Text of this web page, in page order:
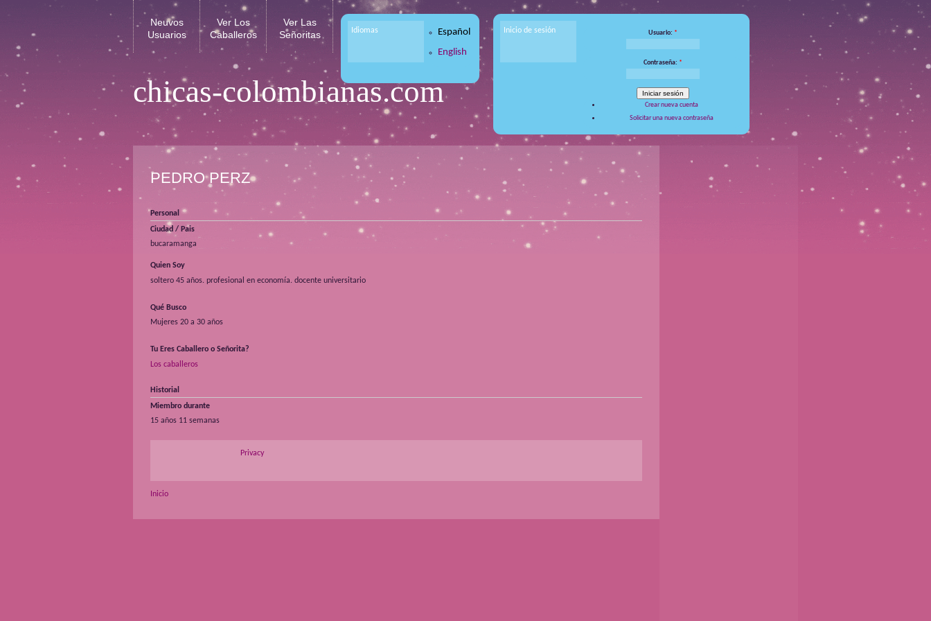
chicas-colombianas.com
Neuvos
Usuarios
Ver Los
Caballeros
Ver Las
Señoritas
Idiomas
Español
English
Inicio de sesión Usuario: *
Contraseña: *
Crear nueva cuenta
Solicitar una nueva contraseña
PEDRO PERZ
Personal
Ciudad / Pais
bucaramanga
Quien Soy
soltero 45 años. profesional en economía. docente universitario
Qué Busco
Mujeres 20 a 30 años
Tu Eres Caballero o Señorita?
Los caballeros
Historial
Miembro durante
15 años 11 semanas
Privacy
Inicio